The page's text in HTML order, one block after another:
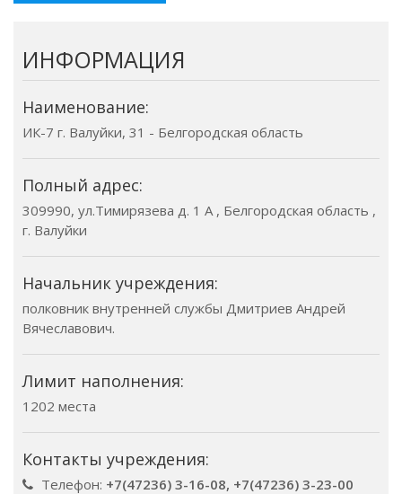
ИНФОРМАЦИЯ
Наименование:
ИК-7 г. Валуйки, 31 - Белгородская область
Полный адрес:
309990, ул.Тимирязева д. 1 А , Белгородская область ,
г. Валуйки
Начальник учреждения:
полковник внутренней службы Дмитриев Андрей
Вячеславович.
Лимит наполнения:
1202 места
Контакты учреждения:
Телефон: +7(47236) 3-16-08, +7(47236) 3-23-00